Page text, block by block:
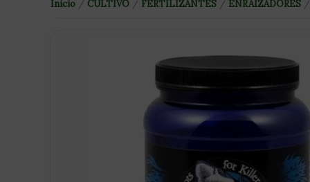
Inicio / CULTIVO / FERTILIZANTES / ENRAIZADORES /